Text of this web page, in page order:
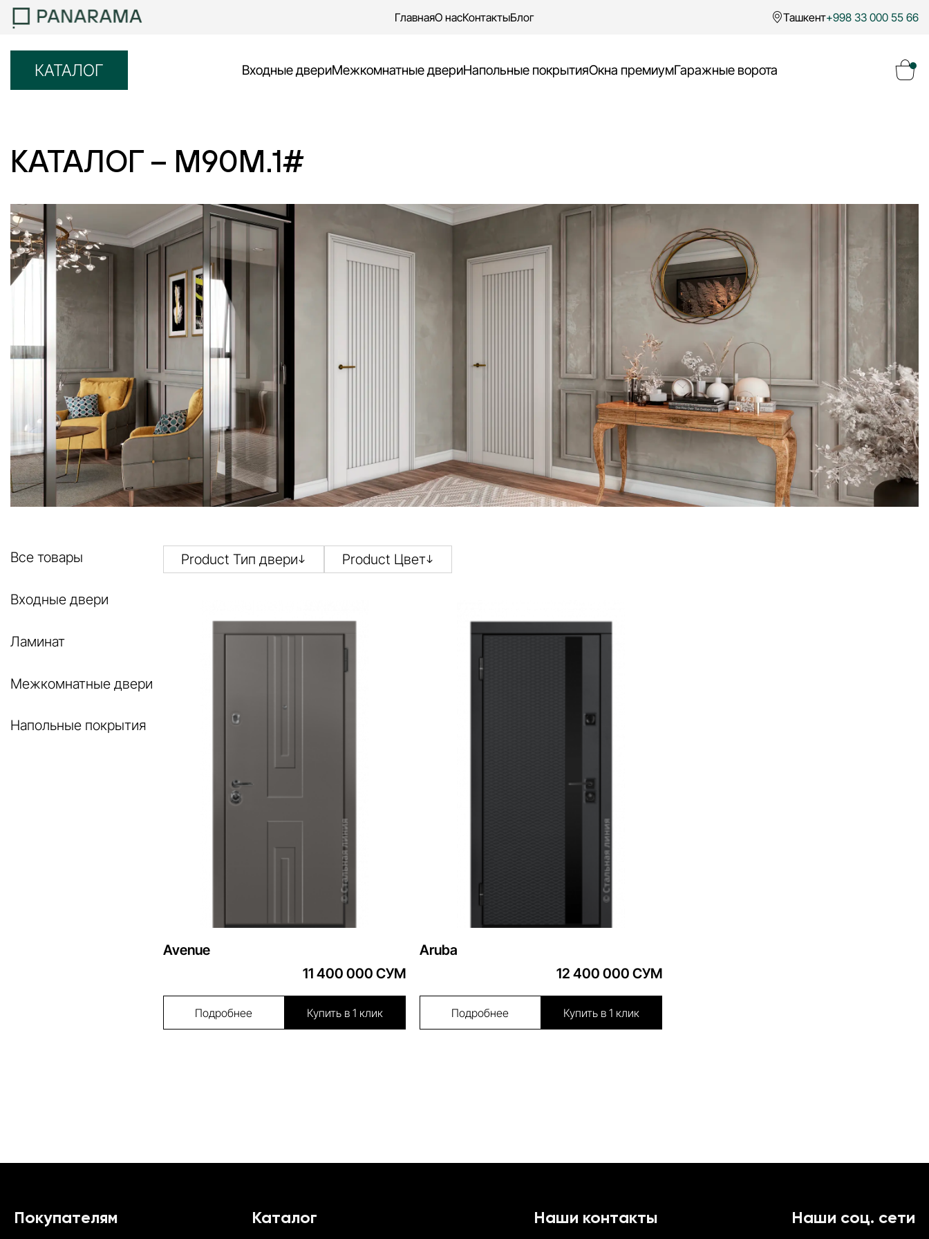
ГлавнаяО насКонтактыБлог Ташкент+998 33 000 55 66
КАТАЛОГ Входные двериМежкомнатные двериНапольные покрытияОкна премиумГаражные ворота
Перейти в каталог
КАТАЛОГ – M90M.1#
Все товары
Входные двери
Ламинат
Межкомнатные двери
Напольные покрытия
Product Тип двери Product Цвет
Avenue
11 400 000 СУМ
Подробнее Купить в 1 клик
Aruba
12 400 000 СУМ
Подробнее Купить в 1 клик
Покупателям Каталог Наши контакты Наши соц. сети